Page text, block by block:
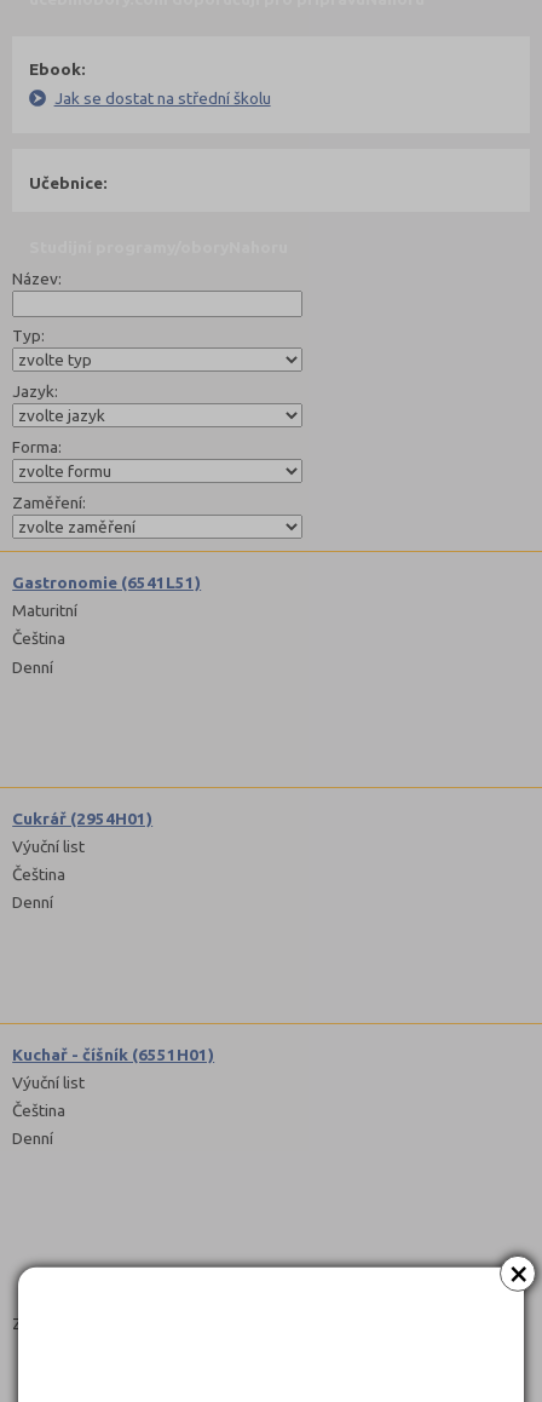
×
Ebook:
Jak se dostat na střední školu
Učebnice:
Název:
Typ:
Jazyk:
Forma:
Zaměření:
Gastronomie (6541L51)
Maturitní
Čeština
Denní
Cukrář (2954H01)
Výuční list
Čeština
Denní
Kuchař - číšník (6551H01)
Výuční list
Čeština
Denní
Zaměření: